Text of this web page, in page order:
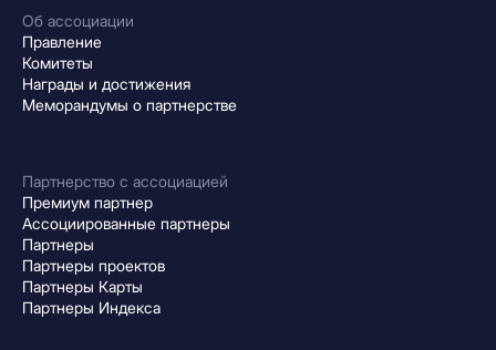
Об ассоциации
Правление
Комитеты
Награды и достижения
Меморандумы о партнерстве
Партнерство с ассоциацией
Премиум партнер
Ассоциированные партнеры
Партнеры
Партнеры проектов
Партнеры Карты
Партнеры Индекса